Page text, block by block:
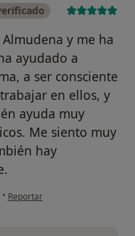
y me ha
ayudado a
a ser consciente
en ellos, y
ayuda muy
Me siento muy
hay
• en opinión del usuario Rocío
Reportar